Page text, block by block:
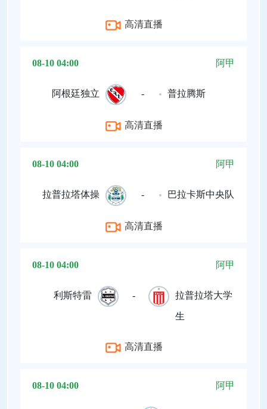
高清直播
08-10 04:00 阿甲
阿根廷独立 - 普拉腾斯
高清直播
08-10 04:00 阿甲
拉普拉塔体操 - 巴拉卡斯中央队
高清直播
08-10 04:00 阿甲
利斯特雷 - 拉普拉塔大学
生
高清直播
08-10 04:00 阿甲